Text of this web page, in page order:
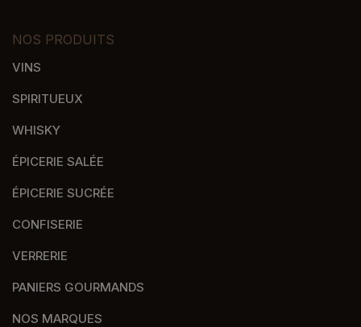
NOS PRODUITS
VINS
SPIRITUEUX
WHISKY
ÉPICERIE SALÉE
ÉPICERIE SUCRÉE
CONFISERIE
VERRERIE
PANIERS GOURMANDS
NOS MARQUES